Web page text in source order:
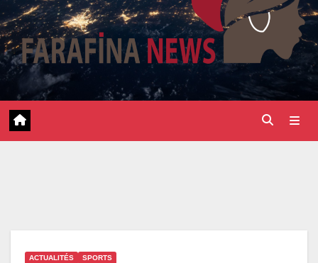
ACTUALITÉS SPORTS